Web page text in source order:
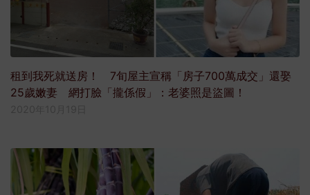
租到我死就送房！ 7旬屋主宣稱「房子700萬成交」還娶
25歲嫩妻 網打臉「攏係假」：老婆照是盜圖！